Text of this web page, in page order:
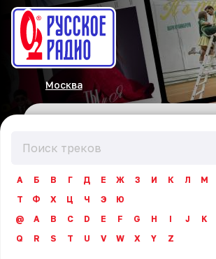
Москва
А Б В Г Д Е Ж З И К Л М
Т
Ф Х Ц Ч Э
Ю
@
A B C D E F G H I J K
Q
R S T U V W X Y Z